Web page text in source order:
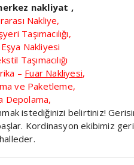
nakliyat ,
Nakliye,
Taşımacılığı,
Nakliyesi
Taşımacılığı
– Fuar Nakliyesi,
ve Paketleme,
Depolama,
istediğinizi belirtiniz!
Kordinasyon ekibimiz
halleder.